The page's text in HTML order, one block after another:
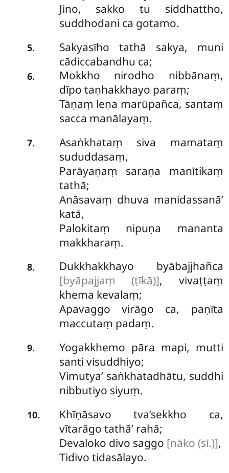
Jino, sakko tu siddhattho,
suddhodani ca gotamo.
5.
Sakyasīho tathā sakya, muni
cādiccabandhu ca;
6.
Mokkho nirodho nibbānaṃ,
dīpo taṇhakkhayo paraṃ;
Tāṇaṃ leṇa marūpañca, santaṃ
sacca manālayaṃ.
7.
Asaṅkhataṃ siva mamataṃ
sududdasaṃ,
Parāyaṇaṃ saraṇa manītikaṃ
tathā;
Anāsavaṃ dhuva manidassanā’
katā,
Palokitaṃ nipuṇa mananta
makkharaṃ.
8. Dukkhakkhayo byābajjhañca
[byāpajjaṃ (ṭīkā)], vivaṭṭaṃ
khema kevalaṃ;
Apavaggo virāgo ca, paṇīta
maccutaṃ padaṃ.
9.
Yogakkhemo pāra mapi, mutti
santi visuddhiyo;
Vimutya’ saṅkhatadhātu, suddhi
nibbutiyo siyuṃ.
10.
Khīṇāsavo tva’sekkho ca,
vītarāgo tathā’ rahā;
Devaloko divo saggo [nāko (sī.)],
Tidivo tidasālayo.